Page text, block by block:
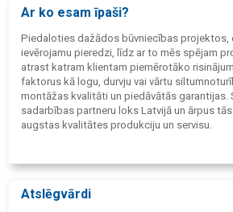
Ar ko esam īpaši?
Piedaloties dažādos būvniecības projektos,
ievērojamu pieredzi, līdz ar to mēs spējam
atrast katram klientam piemērotāko
faktorus kā logu, durvju vai vārtu
montāžas kvalitāti un piedāvātās garantijas.
sadarbības partneru loks Latvijā un ārpus
augstas kvalitātes produkciju un servisu.
Atslēgvārdi